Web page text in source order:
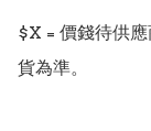
$X = 價錢待供
貨為準。